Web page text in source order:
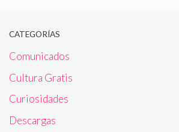
CATEGORÍAS
Comunicados
Cultura Gratis
Curiosidades
Descargas